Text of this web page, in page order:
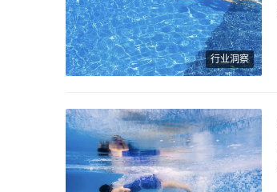
行业洞察